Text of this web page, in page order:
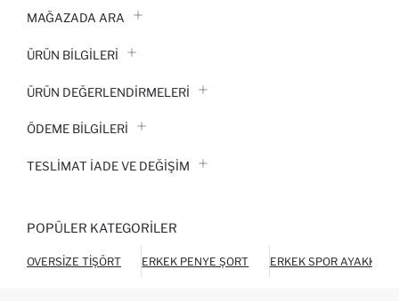
MAĞAZADA ARA
ÜRÜN BILGILERI
ÜRÜN DEĞERLENDİRMELERİ
ÖDEME BİLGİLERİ
TESLIMAT İADE VE DEĞIŞIM
POPÜLER KATEGORILER
OVERSIZE TIŞÖRT ERKEK PENYE ŞORT ERKEK SPOR AYAKKABI